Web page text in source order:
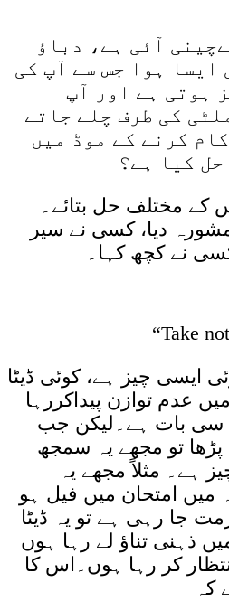
آئی ہے، دباؤ
ایسا ہوا جس سے آپ کی
ہوتی ہے اور آپ
کی طرف چلے جاتے
کرنے کے موڈ میں
کیا ہے؟
کے مختلف حل بتائے۔
دیا، کسی نے سیر
نے کچھ کہا۔
“Take
ایسی چیز ہے، کوئی ڈیٹا
عدم توازن پیداکررہا
سی بات ہے۔لیکن جب
تو مجھے یہ سمجھ
ہے۔ مثلاً مجھے یہ
میں امتحان میں فیل ہو
جا رہی ہے تو یہ ڈیٹا
ذہنی تناؤ لے رہا ہوں
کر رہا ہوں۔اس کا
کہ